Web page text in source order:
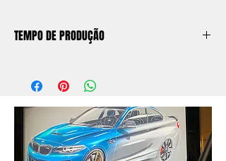
TEMPO DE PRODUÇÃO
aprox. 5 dias úteis, após a confirmação de
compra.
Após a produçao, seguimos com o envio
no endereço que nos for informado na
compra ou disponibilizaremos para retirada
caso seja sua opção de compra.